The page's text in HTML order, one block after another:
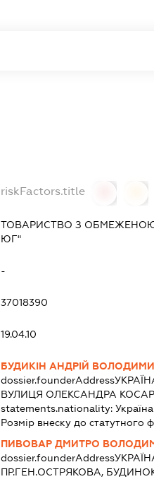
riskFactors.title
ТОВАРИСТВО З ОБМЕЖЕНОЮ
ЮГ"
-
37018390
19.04.10
БУДИКІН АНДРІЙ
dossier.founderAddress
ВУЛИЦЯ ОЛЕКСАНДРА
statements.nationality:Україна
Розмір внеску до статутного
ПИВОВАР ДМИТРО
dossier.founderAddress
ПР.ГЕН.ОСТРЯКОВА,